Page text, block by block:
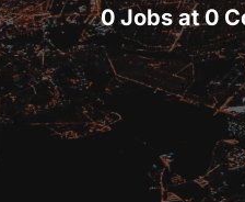
0 Jobs at 0